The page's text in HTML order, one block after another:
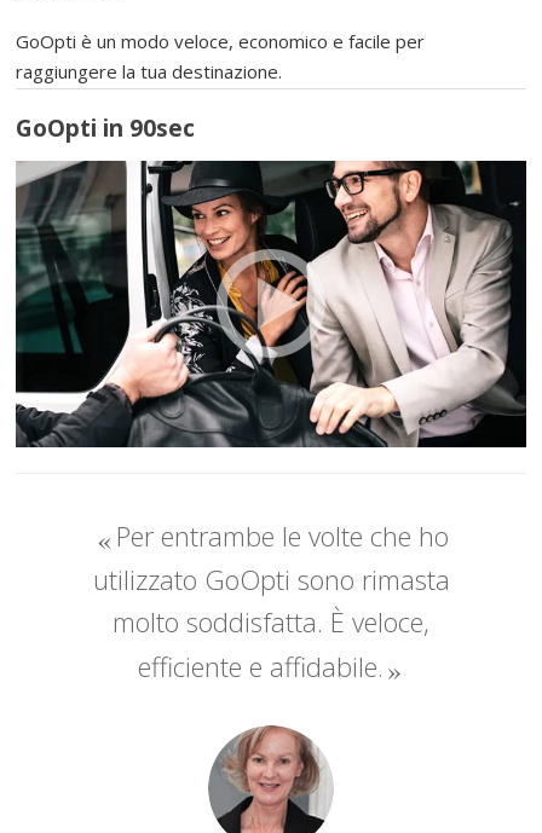
GoOpti è un modo veloce, economico e facile per
raggiungere la tua destinazione.
GoOpti in 90sec
Per entrambe le volte che ho
utilizzato GoOpti sono rimasta
molto soddisfatta. È veloce,
efficiente e affidabile.